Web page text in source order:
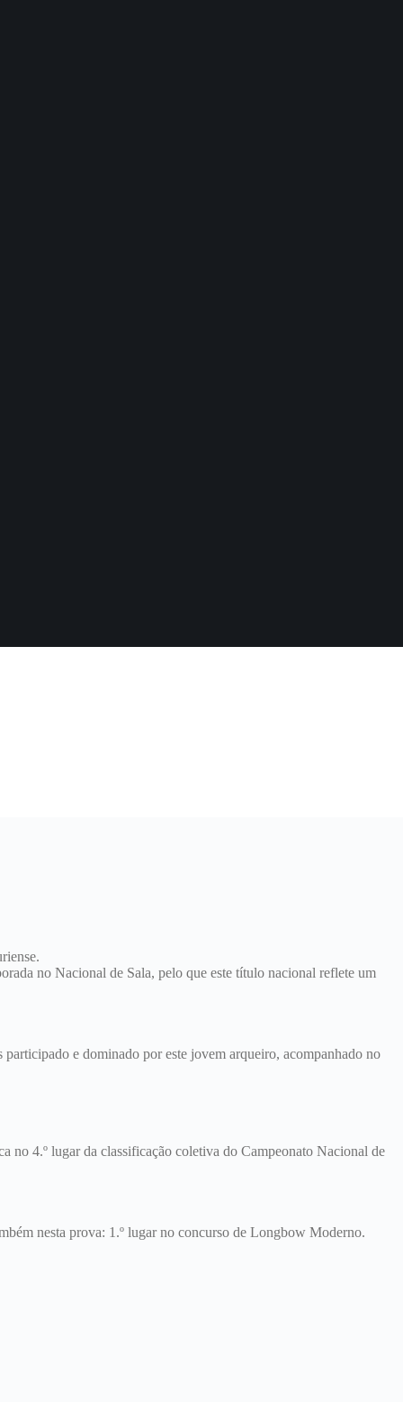
no Nacional de Sala, pelo que este título nacional reflete um
e dominado por este jovem arqueiro, acompanhado no
no 4.º lugar da classificação coletiva do Campeonato Nacional de
nesta prova: 1.º lugar no concurso de Longbow Moderno.